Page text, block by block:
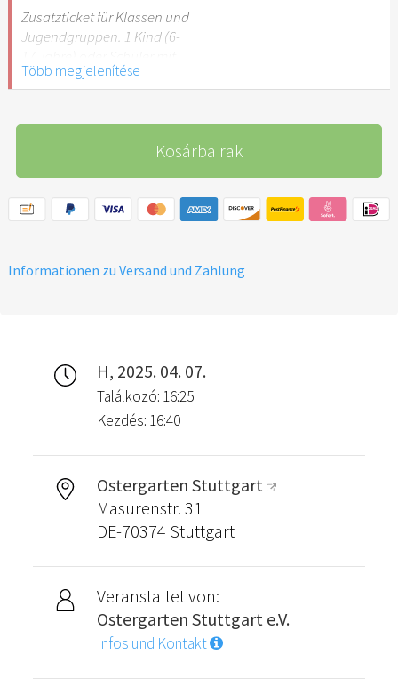
Stuttgart nicht
empfehlenswert.
Zusatzticket für Klassen und
Jugendgruppen. 1 Kind (6-
Schülerausweis.
empfehlenswert.
Több megjelenítése
Kosárba rak
Informationen zu Versand und Zahlung
H, 2025. 04. 07.
Találkozó: 16:25
Kezdés: 16:40
Ostergarten Stuttgart
Masurenstr. 31
DE-70374 Stuttgart
Veranstaltet von:
Ostergarten Stuttgart e.V.
Infos und Kontakt